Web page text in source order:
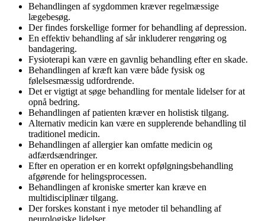
Behandlingen af sygdommen kræver regelmæssige
lægebesøg.
Der findes forskellige former for behandling af depression.
En effektiv behandling af sår inkluderer rengøring og
bandagering.
Fysioterapi kan være en gavnlig behandling efter en skade.
Behandlingen af kræft kan være både fysisk og
følelsesmæssig udfordrende.
Det er vigtigt at søge behandling for mentale lidelser for at
opnå bedring.
Behandlingen af patienten kræver en holistisk tilgang.
Alternativ medicin kan være en supplerende behandling til
traditionel medicin.
Behandlingen af allergier kan omfatte medicin og
adfærdsændringer.
Efter en operation er en korrekt opfølgningsbehandling
afgørende for helingsprocessen.
Behandlingen af kroniske smerter kan kræve en
multidisciplinær tilgang.
Der forskes konstant i nye metoder til behandling af
neurologiske lidelser.